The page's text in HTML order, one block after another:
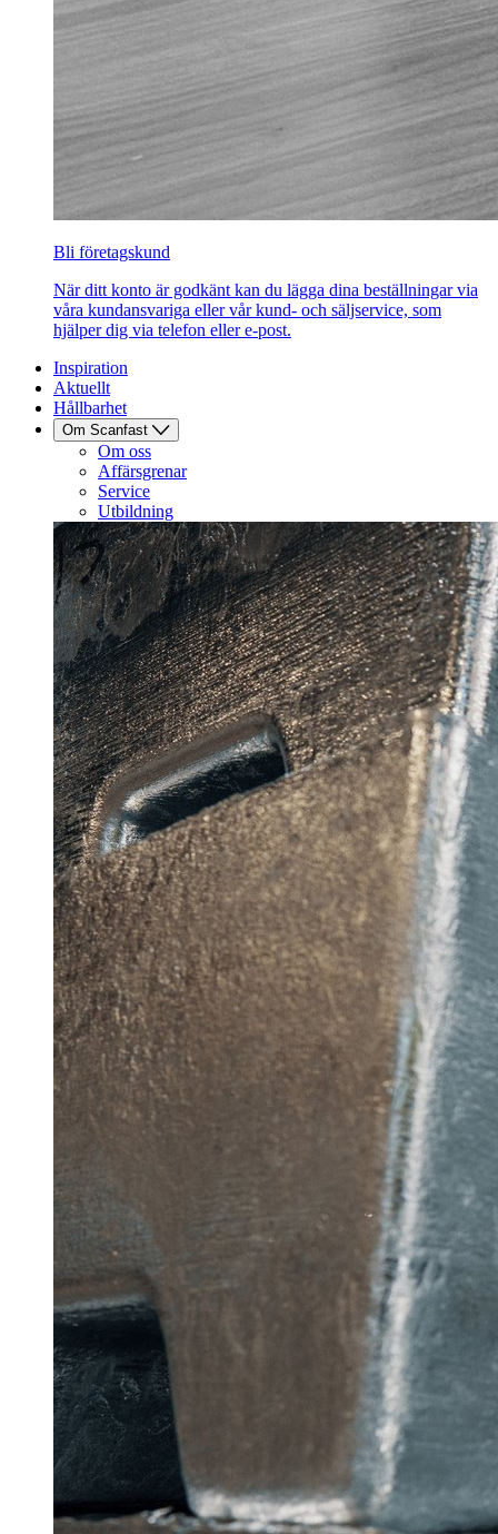
Bli företagskund
När ditt konto är godkänt kan du lägga dina beställningar via
våra kundansvariga eller vår kund- och säljservice, som
hjälper dig via telefon eller e-post.
Inspiration
Aktuellt
Hållbarhet
Om Scanfast
Om oss
Affärsgrenar
Service
Utbildning